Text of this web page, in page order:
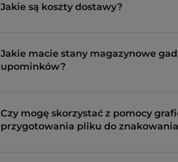
Jakie są koszty dostawy?
Jakie macie stany magazynowe
upominków?
Czy mogę skorzystać z pomocy
przygotowania pliku do